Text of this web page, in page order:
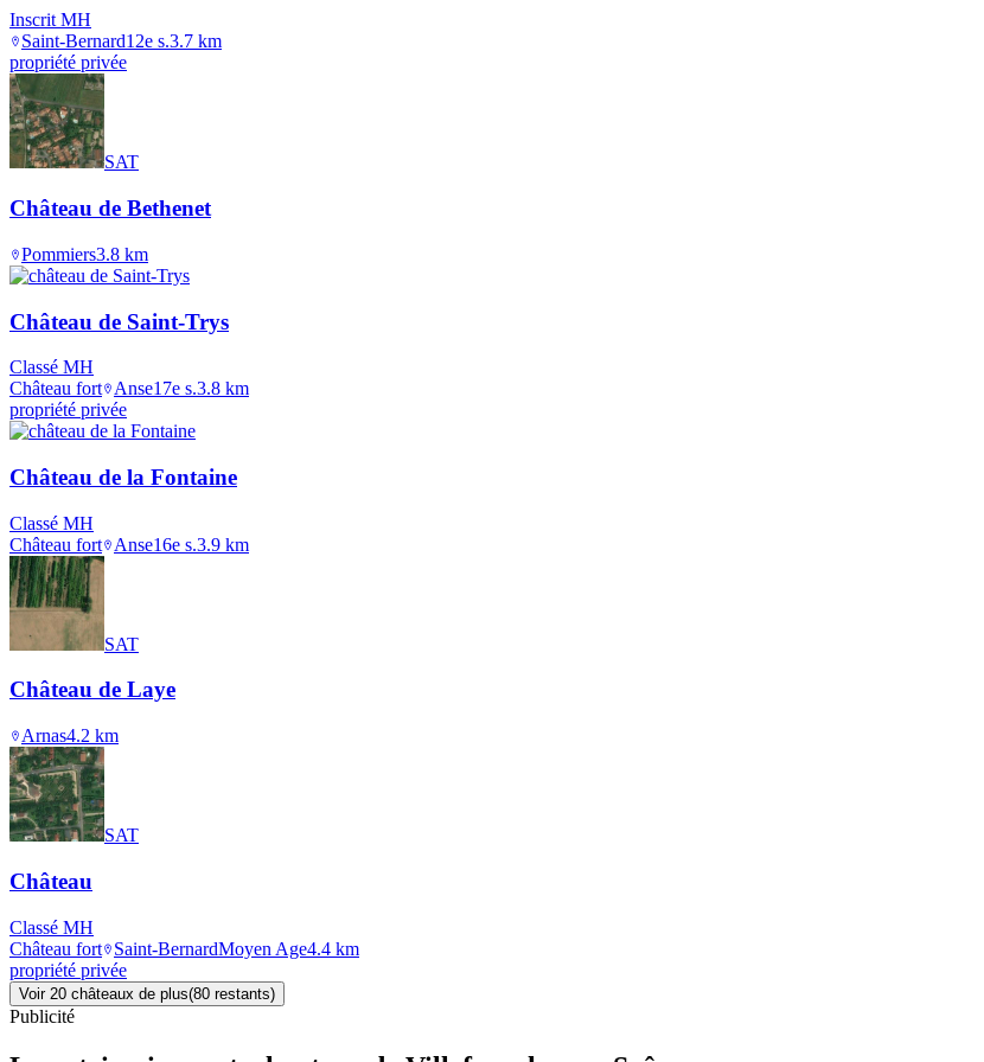
Inscrit MH
Saint-Bernard12e s.3.7 km
propriété privée
SAT
Château de Bethenet
Pommiers3.8 km
Château de Saint-Trys
Classé MH
Château fort
Anse17e s.3.8 km
propriété privée
Château de la Fontaine
Classé MH
Château fort
Anse16e s.3.9 km
SAT
Château de Laye
Arnas4.2 km
SAT
Château
Classé MH
Château fort
Saint-BernardMoyen Age4.4 km
propriété privée
Voir 20 châteaux de plus(80 restants)
Publicité